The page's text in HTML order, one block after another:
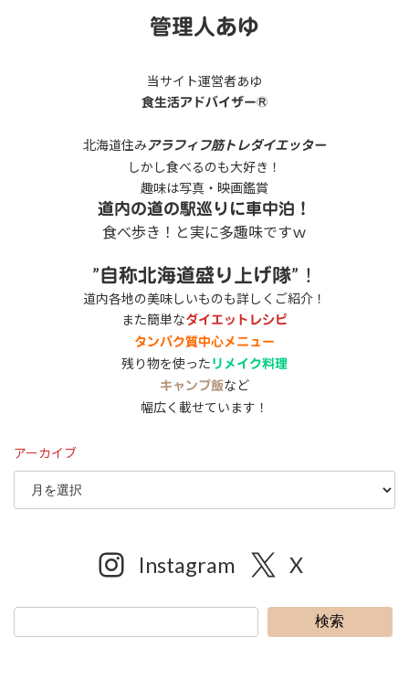
管理人あゆ
当サイト運営者あゆ
食生活アドバイザー®
北海道住みアラフィフ筋トレダイエッター
しかし食べるのも大好き！
趣味は写真・映画鑑賞
道内の道の駅巡りに車中泊！
食べ歩き！と実に多趣味ですｗ
”自称北海道盛り上げ隊”！
道内各地の美味しいものも詳しくご紹介！
また簡単なダイエットレシピ
タンパク質中心メニュー
残り物を使った リメイク料理
キャンプ飯など
幅広く載せています！
アーカイブ
Instagram X
検索